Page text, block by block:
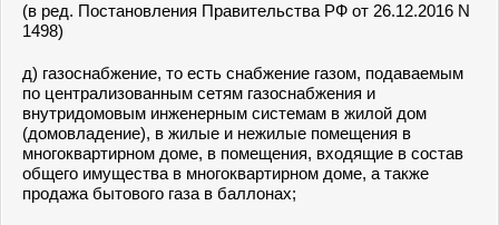
(в ред. Постановления Правительства РФ от 26.12.2016 N
1498)
д) газоснабжение, то есть снабжение газом, подаваемым
по централизованным сетям газоснабжения и
внутридомовым инженерным системам в жилой дом
(домовладение), в жилые и нежилые помещения в
многоквартирном доме, в помещения, входящие в состав
общего имущества в многоквартирном доме, а также
продажа бытового газа в баллонах;